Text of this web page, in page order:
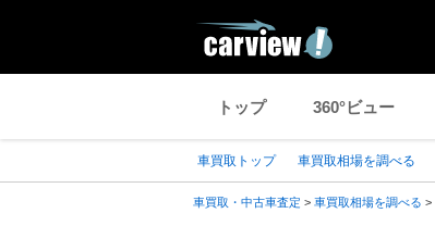
トップ 360°ビュー
車買取トップ 車買取相場を調べる
車買取・中古車査定 > 車買取相場を調べる >